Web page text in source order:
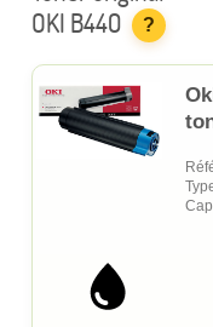
OKI B440
?